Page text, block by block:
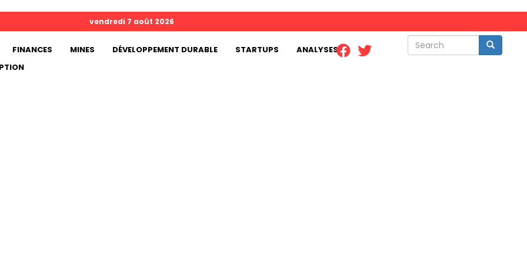
Search Search
vendredi 7 août 2026
FINANCES MINES DÉVELOPPEMENT DURABLE STARTUPS
ANALYSES